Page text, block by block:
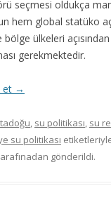
seçmesi oldukça
hem global statüko
ülkeleri
gerekmektedir.
et →
, su politikası, su
su politikası
gönderildi.